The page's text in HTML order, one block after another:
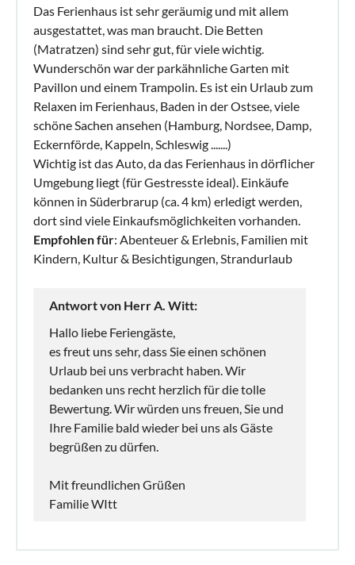
Das Ferienhaus ist sehr geräumig und mit allem
ausgestattet, was man braucht. Die Betten
(Matratzen) sind sehr gut, für viele wichtig.
Wunderschön war der parkähnliche Garten mit
Pavillon und einem Trampolin. Es ist ein Urlaub zum
Relaxen im Ferienhaus, Baden in der Ostsee, viele
schöne Sachen ansehen (Hamburg, Nordsee, Damp,
Eckernförde, Kappeln, Schleswig .......)
Wichtig ist das Auto, da das Ferienhaus in dörflicher
Umgebung liegt (für Gestresste ideal). Einkäufe
können in Süderbrarup (ca. 4 km) erledigt werden,
dort sind viele Einkaufsmöglichkeiten vorhanden.
Empfohlen für: Abenteuer & Erlebnis, Familien mit
Kindern, Kultur & Besichtigungen, Strandurlaub
Antwort von Herr A. Witt:
Hallo liebe Feriengäste,
es freut uns sehr, dass Sie einen schönen
Urlaub bei uns verbracht haben. Wir
bedanken uns recht herzlich für die tolle
Bewertung. Wir würden uns freuen, Sie und
Ihre Familie bald wieder bei uns als Gäste
begrüßen zu dürfen.
Mit freundlichen Grüßen
Familie WItt